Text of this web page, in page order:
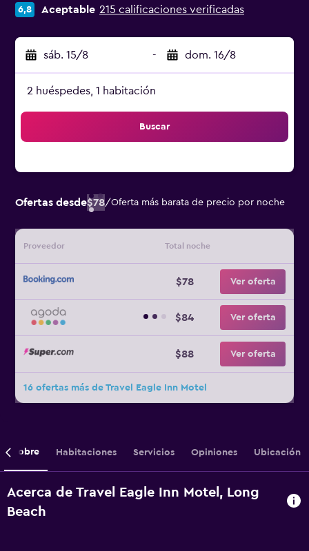
6,8 Aceptable 215 calificaciones verificadas
sáb. 15/8 - dom. 16/8
2 huéspedes, 1 habitación
Buscar
Ofertas desde$78/Oferta más barata de precio por noche
Proveedor Total noche
$78 Ver oferta
$84 Ver oferta
$88 Ver oferta
16 ofertas más de Travel Eagle Inn Motel
Sobre Habitaciones Servicios Opiniones Ubicación
Acerca de Travel Eagle Inn Motel, Long
Beach